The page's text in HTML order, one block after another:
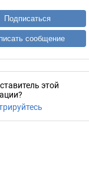
Подписаться
сообщение
этой